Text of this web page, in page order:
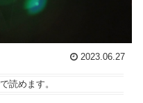
2023.06.27
で読めます。